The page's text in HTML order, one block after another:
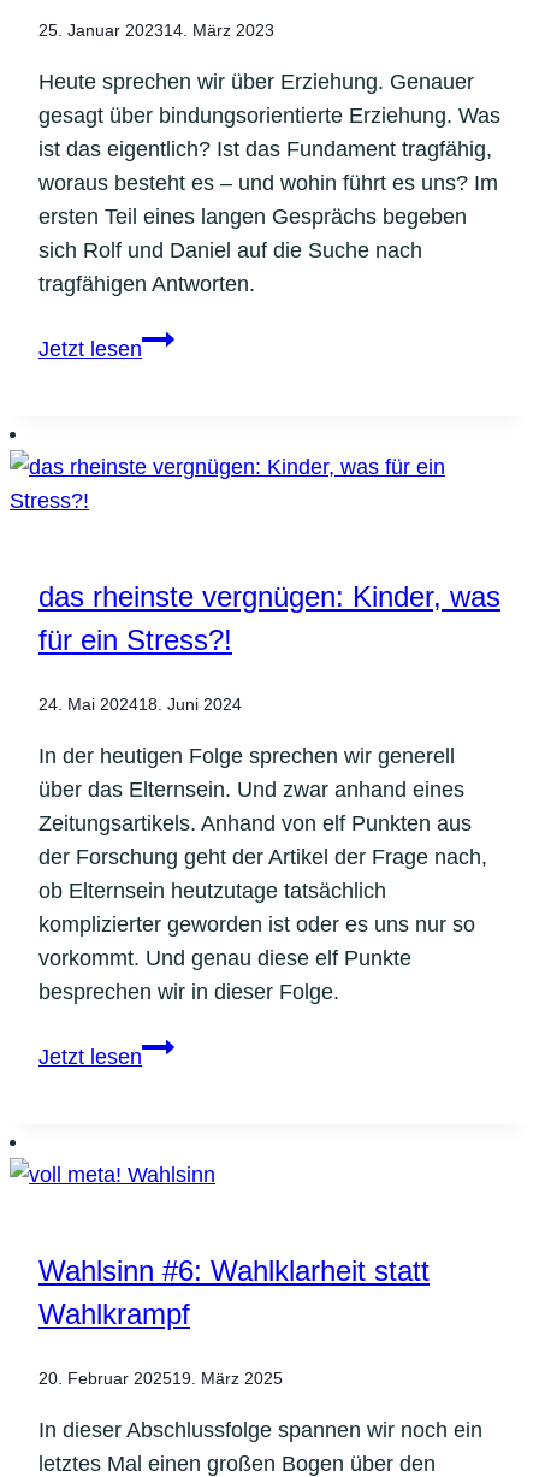
(Teil
4/4)
25. Januar 202314. März 2023
Heute sprechen wir über Erziehung. Genauer
gesagt über bindungsorientierte Erziehung. Was
ist das eigentlich? Ist das Fundament tragfähig,
woraus besteht es – und wohin führt es uns? Im
ersten Teil eines langen Gesprächs begeben
sich Rolf und Daniel auf die Suche nach
tragfähigen Antworten.
Jetzt lesenExpedition
haben
(Teil
1/4)
das rheinste vergnügen: Kinder, was
für ein Stress?!
24. Mai 202418. Juni 2024
In der heutigen Folge sprechen wir generell
über das Elternsein. Und zwar anhand eines
Zeitungsartikels. Anhand von elf Punkten aus
der Forschung geht der Artikel der Frage nach,
ob Elternsein heutzutage tatsächlich
komplizierter geworden ist oder es uns nur so
vorkommt. Und genau diese elf Punkte
besprechen wir in dieser Folge.
Jetzt lesendas
was
Stress?!
Wahlsinn #6: Wahlklarheit statt
Wahlkrampf
20. Februar 202519. März 2025
In dieser Abschlussfolge spannen wir noch ein
letztes Mal einen großen Bogen über den